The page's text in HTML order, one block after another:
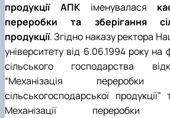
продукції АПК іменувалася
переробки та зберігання
продукції.Згідно наказу ректора
університету від 6.06.1994 року на
сільського господарства
“Механізація
сільськогосподарської
Механізації